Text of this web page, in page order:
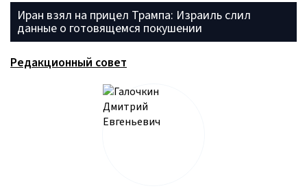
Иран взял на прицел Трампа: Израиль слил
данные о готовящемся покушении
Редакционный совет